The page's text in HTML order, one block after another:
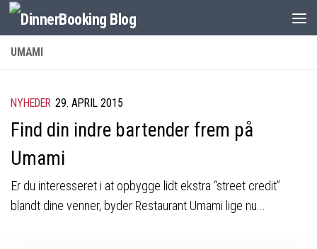
UMAMI
NYHEDER 29. APRIL 2015
Find din indre bartender frem på
Umami
Er du interesseret i at opbygge lidt ekstra “street credit”
blandt dine venner, byder Restaurant Umami lige nu...